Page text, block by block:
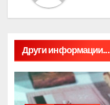
Други информации...